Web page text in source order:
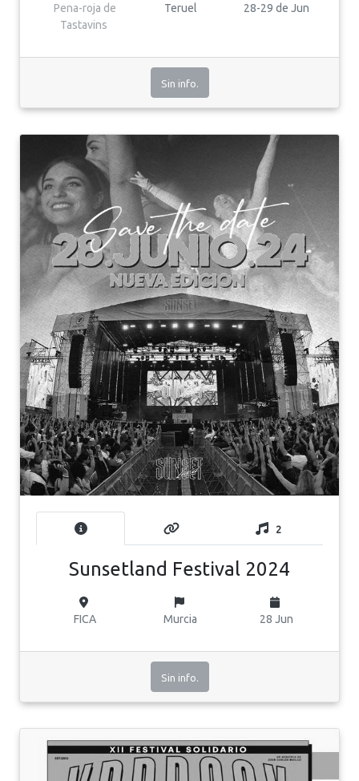
Pena-roja de
Tastavins
Teruel 28-29 de Jun
Sin info.
2
Sunsetland Festival 2024
FICA Murcia 28 Jun
Sin info.